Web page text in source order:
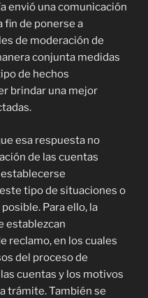
envió una comunicación
fin de ponerse a
de moderación de
conjunta medidas
de hechos
brindar una mejor
esa respuesta no
de las cuentas
tipo de situaciones o
Para ello, la
establezcan
reclamo, en los cuales
del proceso de
cuentas y los motivos
trámite. También se